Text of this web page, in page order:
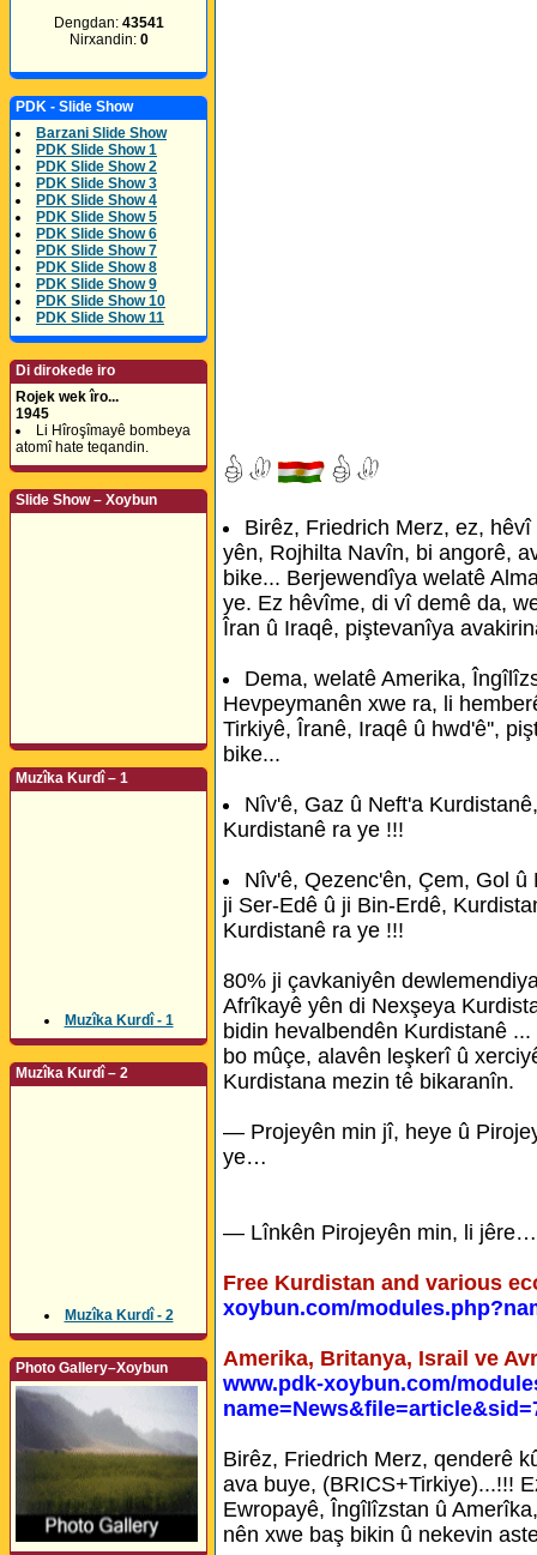
Dengdan: 43541
Nirxandin: 0
PDK - Slide Show
Barzani Slide Show
PDK Slide Show 1
PDK Slide Show 2
PDK Slide Show 3
PDK Slide Show 4
PDK Slide Show 5
PDK Slide Show 6
PDK Slide Show 7
PDK Slide Show 8
PDK Slide Show 9
PDK Slide Show 10
PDK Slide Show 11
Di dirokede iro
Rojek wek îro...
1945
Li Hîroşîmayê bombeya
atomî hate teqandin.
Slide Show – Xoybun
Muzîka Kurdî – 1
Muzîka Kurdî - 1
Muzîka Kurdî – 2
Muzîka Kurdî - 2
Photo Gallery–Xoybun
Birêz, Friedrich Merz, ez,
yên, Rojhilta Navîn, bi angorê,
bike... Berjewendîya welatê
ye. Ez hêvîme, di vî demê da,
Îran û Iraqê, piştevanîya
Dema, welatê Amerika,
Hevpeymanên xwe ra, li
Tirkiyê, Îranê, Iraqê û hwd'ê'',
bike...
Nîv'ê, Gaz û Neft'a
Kurdistanê ra ye !!!
Nîv'ê, Qezenc'ên, Çem, Gol
ji Ser-Edê û ji Bin-Erdê,
Kurdistanê ra ye !!!
80% ji çavkaniyên
Afrîkayê yên di Nexşeya
bidin hevalbendên Kurdistanê
bo mûçe, alavên leşkerî û
Kurdistana mezin tê bikaranîn.
— Projeyên min jî, heye û
ye…
— Lînkên Pirojeyên min, li jêre…
Free Kurdistan and various
xoybun.com/
Amerika, Britanya, Israil ve
www.pdk-xoybun.com/
Birêz, Friedrich Merz, qenderê
ava buye, (BRICS+Tirkiye)...!!!
Ewropayê, Îngîlîzstan û
nên xwe baş bikin û nekevin